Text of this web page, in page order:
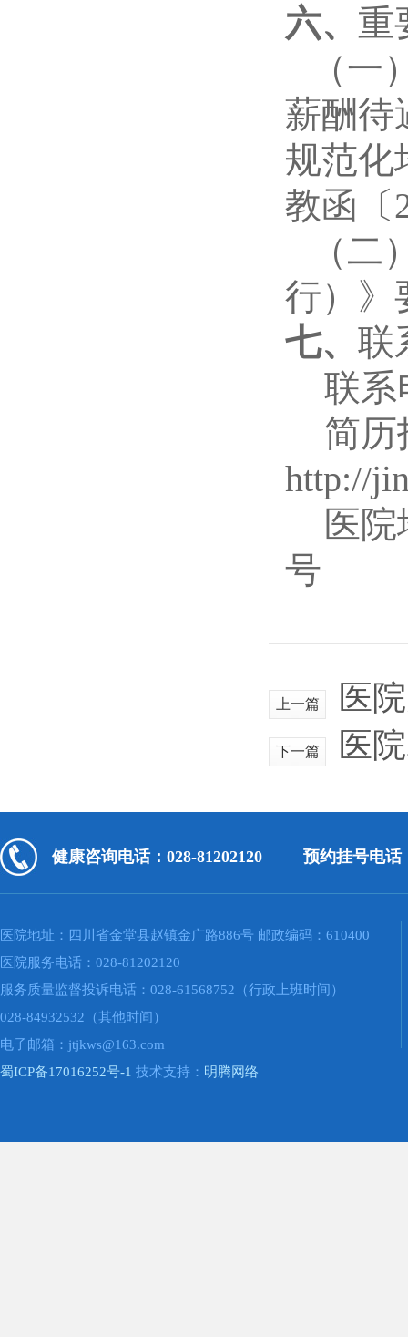
六、 重
（一
薪酬待
规范化
教函〔
（二
行）》
七、 联
联系
简历
http://
医
号
上一篇 医
下一篇 医
健康咨询电话：028-81202120 预约挂号电话
医院地址：四川省金堂县赵镇金广路886号 邮政编码：610400
医院服务电话：028-81202120
服务质量监督投诉电话：028-61568752（行政上班时间）
028-84932532（其他时间）
电子邮箱：jtjkws@163.com
蜀ICP备17016252号-1 技术支持： 明腾网络